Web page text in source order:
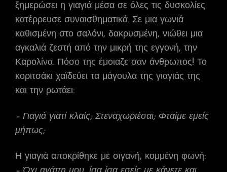
ξημερώσει η γιαγιά μέσα σε όλες τις δυσκολίες
κατέρρευσε συναισθηματικά. Σε μια γωνιά
καθισμένη στο σαλόνι, δακρυσμένη, νιώθει μια
αγκαλιά ζεστή από την μικρή της εγγονή, την
Καρολίνα. Πόσο της έμοιαζε σαν άνθρωπος! Το
κοριτσάκι χαϊδεύει τα μάγουλα της γιαγιάς της
και την ρωτάει:
– Γιαγιά γιατί κλαίς; Στεναχωριέσαι; Φταίμε εμείς
μήπως;
Η γιαγιά αποκρίθηκε με σιγανή, κομμένη φωνή: